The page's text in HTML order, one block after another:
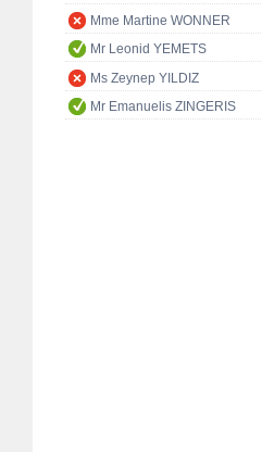
Mme Martine WONNER
Mr Leonid YEMETS
Ms Zeynep YILDIZ
Mr Emanuelis ZINGERIS